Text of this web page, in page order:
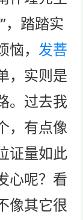
”，踏踏实
， 发菩
，实则是
。过去我
，有点像
证量如此
心呢？看
像其它很